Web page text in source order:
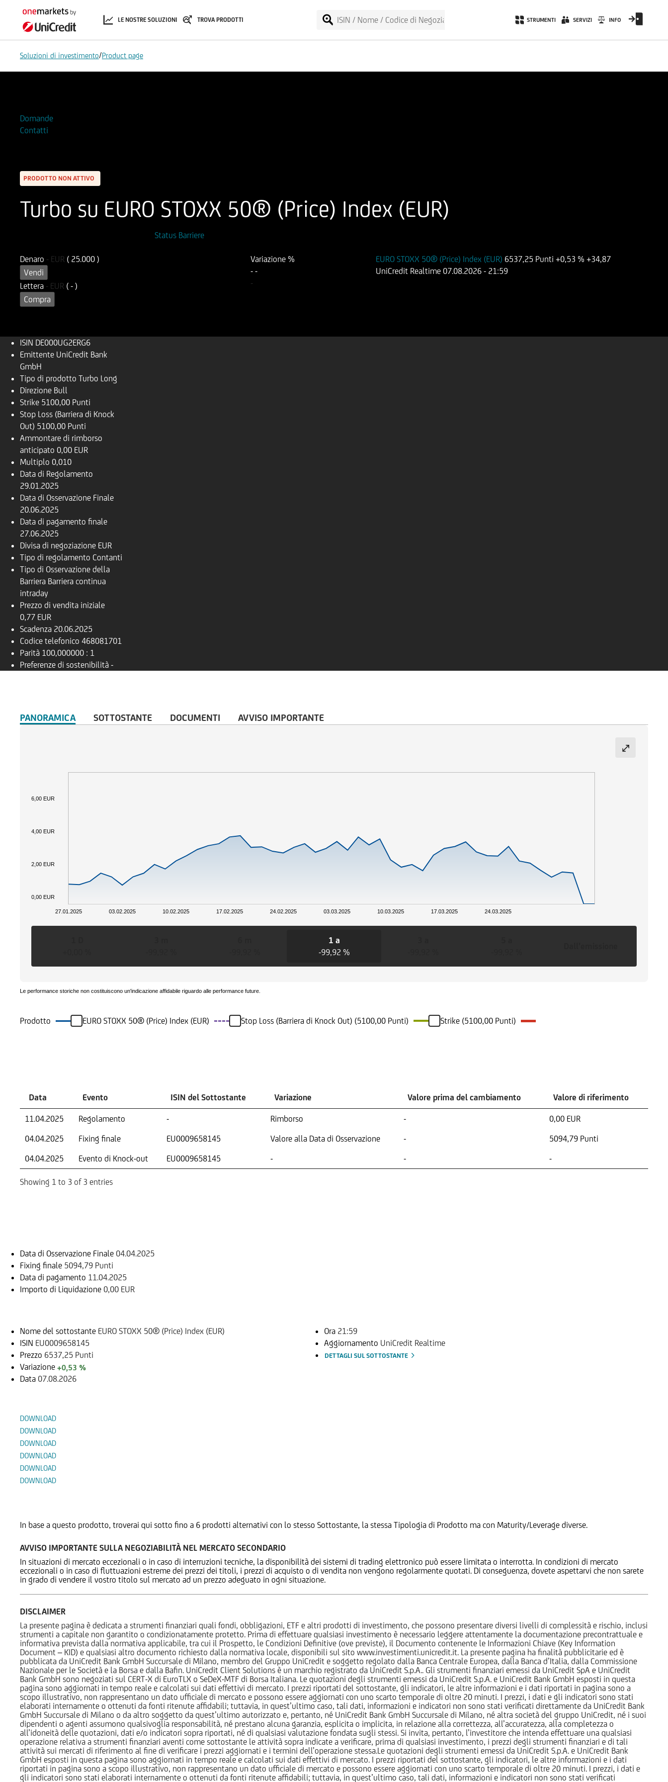
LE NOSTRE SOLUZIONI TROVA PRODOTTI STRUMENTI SERVIZI INFO
Soluzioni di investimento/Product page
Domande
Contatti
PRODOTTO NON ATTIVO
Turbo su EURO STOXX 50® (Price) Index (EUR)
Status Barriere
Denaro - EUR ( 25.000 )
Vendi
Lettera - EUR ( - )
Compra
Variazione %
--
-
EURO STOXX 50® (Price) Index (EUR) 6537,25 Punti +0,53 %+34,87
UniCredit Realtime 07.08.2026 - 21:59
ISIN DE000UG2ERG6
Emittente UniCredit Bank
GmbH
Tipo di prodotto Turbo Long
Direzione Bull
Strike 5100,00 Punti
Stop Loss (Barriera di Knock
Out) 5100,00 Punti
Ammontare di rimborso
anticipato 0,00 EUR
Multiplo 0,010
Data di Regolamento
29.01.2025
Data di Osservazione Finale
20.06.2025
Data di pagamento finale
27.06.2025
Divisa di negoziazione EUR
Tipo di regolamento Contanti
Tipo di Osservazione della
Barriera Barriera continua
intraday
Prezzo di vendita iniziale
0,77 EUR
Scadenza 20.06.2025
Codice telefonico 468081701
Parità 100,000000 : 1
Preferenze di sostenibilità -
PANORAMICA SOTTOSTANTE DOCUMENTI AVVISO IMPORTANTE
27.01.2025 03.02.2025 10.02.2025 17.02.2025 24.02.2025 03.03.2025 10.03.2025 17.03.2025 24.03.2025
0,00 EUR
2,00 EUR
4,00 EUR
6,00 EUR
1 a
-99,92 %
Le performance storiche non costituiscono un'indicazione affidabile riguardo alle performance future.
Prodotto EURO STOXX 50® (Price) Index (EUR) Stop Loss (Barriera di Knock Out) (5100,00 Punti) Strike (5100,00 Punti)
Data Evento ISIN del Sottostante Variazione Valore prima del cambiamento Valore di riferimento
11.04.2025 Regolamento - Rimborso -
0,00 EUR
04.04.2025
Fixing finale EU0009658145 Valore alla Data di Osservazione -
5094,79 Punti
04.04.2025
Evento di Knock-out EU0009658145 - - -
Showing 1 to 3 of 3 entries
Data di Osservazione Finale 04.04.2025
Fixing finale 5094,79 Punti
Data di pagamento 11.04.2025
Importo di Liquidazione 0,00 EUR
Nome del sottostante EURO STOXX 50® (Price) Index (EUR)
ISIN EU0009658145
Prezzo 6537,25 Punti
Variazione +0,53 %
Data 07.08.2026
Ora 21:59
Aggiornamento UniCredit Realtime
DETTAGLI SUL SOTTOSTANTE
DOWNLOAD
DOWNLOAD
DOWNLOAD
DOWNLOAD
DOWNLOAD
DOWNLOAD
In base a questo prodotto, troverai qui sotto fino a 6 prodotti alternativi con lo stesso Sottostante, la stessa Tipologia di Prodotto ma con Maturity/Leverage diverse.
AVVISO IMPORTANTE SULLA NEGOZIABILITÀ NEL MERCATO SECONDARIO
In situazioni di mercato eccezionali o in caso di interruzioni tecniche, la disponibilità dei sistemi di trading elettronico può essere limitata o interrotta. In condizioni di mercato
eccezionali o in caso di fluttuazioni estreme dei prezzi dei titoli, i prezzi di acquisto o di vendita non vengono regolarmente quotati. Di conseguenza, dovete aspettarvi che non sarete
in grado di vendere il vostro titolo sul mercato ad un prezzo adeguato in ogni situazione.
DISCLAIMER
La presente pagina è dedicata a strumenti finanziari quali fondi, obbligazioni, ETF e altri prodotti di investimento, che possono presentare diversi livelli di complessità e rischio, inclusi
strumenti a capitale non garantito o condizionatamente protetto. Prima di effettuare qualsiasi investimento è necessario leggere attentamente la documentazione precontrattuale e
informativa prevista dalla normativa applicabile, tra cui il Prospetto, le Condizioni Definitive (ove previste), il Documento contenente le Informazioni Chiave (Key Information
Document – KID) e qualsiasi altro documento richiesto dalla normativa locale, disponibili sul sito www.investimenti.unicredit.it. La presente pagina ha finalità pubblicitarie ed è
pubblicata da UniCredit Bank GmbH Succursale di Milano, membro del Gruppo UniCredit e soggetto regolato dalla Banca Centrale Europea, dalla Banca d’Italia, dalla Commissione
Nazionale per le Società e la Borsa e dalla Bafin. UniCredit Client Solutions è un marchio registrato da UniCredit S.p.A.. Gli strumenti finanziari emessi da UniCredit SpA e UniCredit
Bank GmbH sono negoziati sul CERT-X di EuroTLX o SeDeX-MTF di Borsa Italiana. Le quotazioni degli strumenti emessi da UniCredit S.p.A. e UniCredit Bank GmbH esposti in questa
pagina sono aggiornati in tempo reale e calcolati sui dati effettivi di mercato. I prezzi riportati del sottostante, gli indicatori, le altre informazioni e i dati riportati in pagina sono a
scopo illustrativo, non rappresentano un dato ufficiale di mercato e possono essere aggiornati con uno scarto temporale di oltre 20 minuti. I prezzi, i dati e gli indicatori sono stati
elaborati internamente o ottenuti da fonti ritenute affidabili; tuttavia, in quest’ultimo caso, tali dati, informazioni e indicatori non sono stati verificati direttamente da UniCredit Bank
GmbH Succursale di Milano o da altro soggetto da quest’ultimo autorizzato e, pertanto, né UniCredit Bank GmbH Succursale di Milano, né altra società del gruppo UniCredit, né i suoi
dipendenti o agenti assumono qualsivoglia responsabilità, né prestano alcuna garanzia, esplicita o implicita, in relazione alla correttezza, all’accuratezza, alla completezza o
all’idoneità delle quotazioni, dati e/o indicatori sopra riportati, né di qualsiasi valutazione fondata sugli stessi. Si invita, pertanto, l’investitore che intenda effettuare una qualsiasi
operazione relativa a strumenti finanziari aventi come sottostante le attività sopra indicate a verificare, prima di qualsiasi investimento, i prezzi degli strumenti finanziari e di tali
attività sui mercati di riferimento al fine di verificare i prezzi aggiornati e i termini dell’operazione stessa.Le quotazioni degli strumenti emessi da UniCredit S.p.A. e UniCredit Bank
GmbH esposti in questa pagina sono aggiornati in tempo reale e calcolati sui dati effettivi di mercato. I prezzi riportati del sottostante, gli indicatori, le altre informazioni e i dati
riportati in pagina sono a scopo illustrativo, non rappresentano un dato ufficiale di mercato e possono essere aggiornati con uno scarto temporale di oltre 20 minuti. I prezzi, i dati e
gli indicatori sono stati elaborati internamente o ottenuti da fonti ritenute affidabili; tuttavia, in quest’ultimo caso, tali dati, informazioni e indicatori non sono stati verificati